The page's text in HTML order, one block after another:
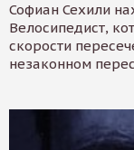
Софиан Сехили
Велосипедист,
скорости
незаконном